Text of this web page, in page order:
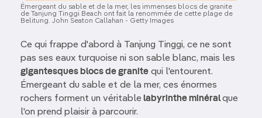
Émergeant du sable et de la mer, les immenses blocs de granite
de Tanjung Tinggi Beach ont fait la renommée de cette plage de
Belitung. John Seaton Callahan - Getty Images
Ce qui frappe d'abord à Tanjung Tinggi, ce ne sont
pas ses eaux turquoise ni son sable blanc, mais les
gigantesques blocs de granite qui l'entourent.
Émergeant du sable et de la mer, ces énormes
rochers forment un véritablelabyrinthe minéralque
l'on prend plaisir à parcourir.